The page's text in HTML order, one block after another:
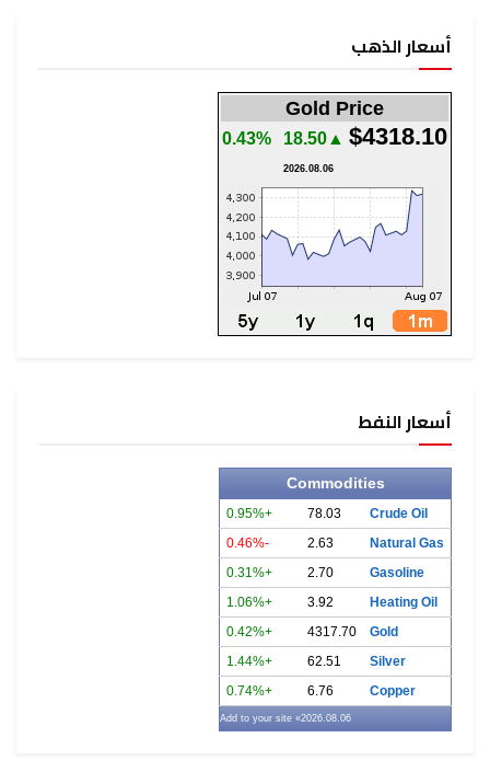
أسعار الذهب
Gold Price
$4318.10
▲18.50
0.43%
2026.08.06
أسعار النفط
Commodities
Crude Oil
78.03
+0.95%
Natural Gas
2.63
-0.46%
Gasoline
2.70
+0.31%
Heating Oil
3.92
+1.06%
Gold
4317.70
+0.42%
Silver
62.51
+1.44%
Copper
6.76
+0.74%
2026.08.06
» Add to your site